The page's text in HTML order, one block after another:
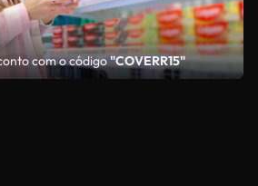
com o código"COVERR15"